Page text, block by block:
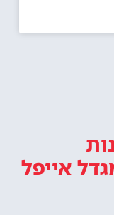
אייפל